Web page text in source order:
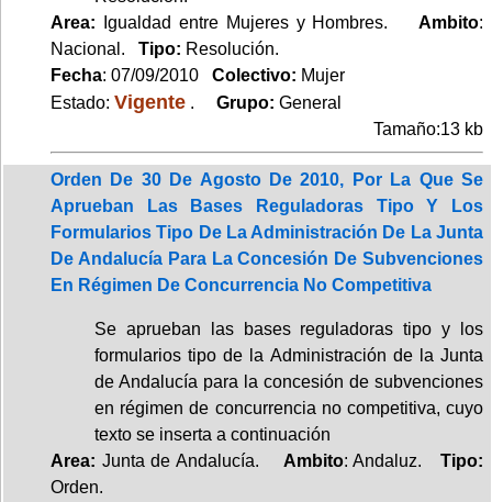
Area: Igualdad entre Mujeres y Hombres. Ambito:
Nacional. Tipo: Resolución.
Fecha: 07/09/2010 Colectivo: Mujer
Estado: Vigente . Grupo: General
Tamaño:13 kb
Orden De 30 De Agosto De 2010, Por La Que Se
Aprueban Las Bases Reguladoras Tipo Y Los
Formularios Tipo De La Administración De La Junta
De Andalucía Para La Concesión De Subvenciones
En Régimen De Concurrencia No Competitiva
Se aprueban las bases reguladoras tipo y los
formularios tipo de la Administración de la Junta
de Andalucía para la concesión de subvenciones
en régimen de concurrencia no competitiva, cuyo
texto se inserta a continuación
Area: Junta de Andalucía. Ambito: Andaluz.Tipo:
Orden.